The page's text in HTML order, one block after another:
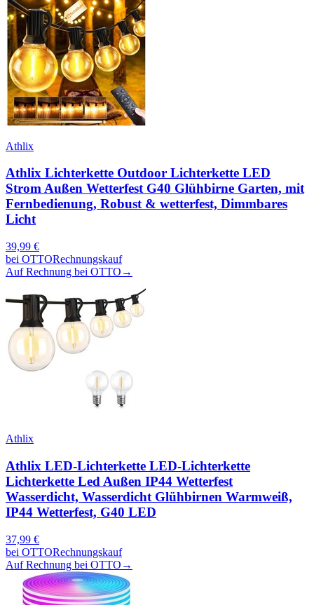
Athlix
Athlix Lichterkette Outdoor Lichterkette LED
Strom Außen Wetterfest G40 Glühbirne Garten, mit
Fernbedienung, Robust & wetterfest, Dimmbares
Licht
39,99 €
bei OTTORechnungskauf
Auf Rechnung bei OTTO →
Athlix
Athlix LED-Lichterkette LED-Lichterkette
Lichterkette Led Außen IP44 Wetterfest
Wasserdicht, Wasserdicht Glühbirnen Warmweiß,
IP44 Wetterfest, G40 LED
37,99 €
bei OTTORechnungskauf
Auf Rechnung bei OTTO →